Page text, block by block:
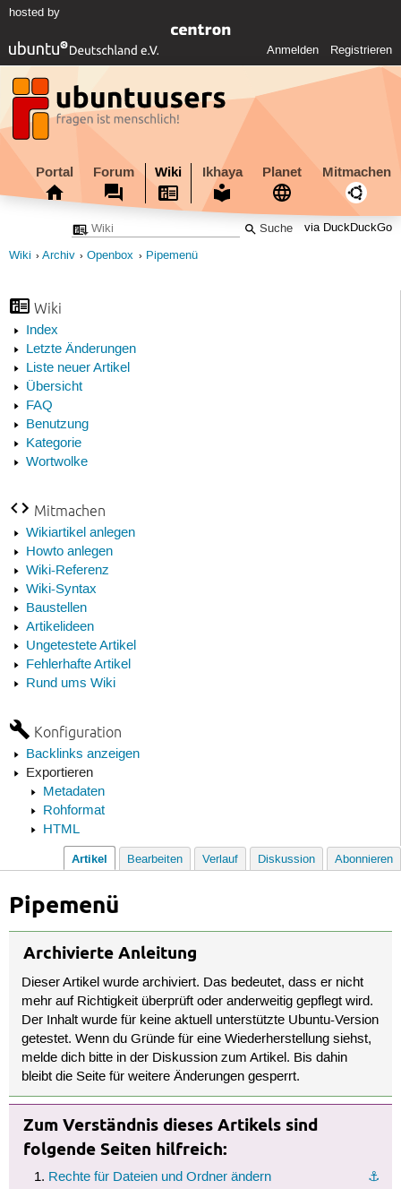
hosted by
Anmelden Registrieren
Portal Forum Wiki Ikhaya Planet Mitmachen
via DuckDuckGo
Wiki Archiv Openbox Pipemenü
Wiki
Index
Letzte Änderungen
Liste neuer Artikel
Übersicht
FAQ
Benutzung
Kategorie
Wortwolke
Mitmachen
Wikiartikel anlegen
Howto anlegen
Wiki-Referenz
Wiki-Syntax
Baustellen
Artikelideen
Ungetestete Artikel
Fehlerhafte Artikel
Rund ums Wiki
Konfiguration
Backlinks anzeigen
Exportieren
Metadaten
Rohformat
HTML
Artikel Bearbeiten Verlauf Diskussion Abonnieren
Pipemenü
Archivierte Anleitung
Dieser Artikel wurde archiviert. Das bedeutet, dass er nicht
mehr auf Richtigkeit überprüft oder anderweitig gepflegt wird.
Der Inhalt wurde für keine aktuell unterstützte Ubuntu-Version
getestet. Wenn du Gründe für eine Wiederherstellung siehst,
melde dich bitte in der Diskussion zum Artikel. Bis dahin
bleibt die Seite für weitere Änderungen gesperrt.
Zum Verständnis dieses Artikels sind
folgende Seiten hilfreich:
⚓︎
Rechte für Dateien und Ordner ändern